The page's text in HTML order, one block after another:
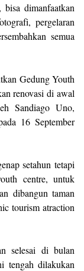
dimanfaatkan
pergelaran
semua
Gedung Youth
renovasi di awal
Sandiago Uno,
16 September
setahun tetapi
centre, untuk
dibangun taman
tourism atraction
selesai di bulan
tengah dilakukan